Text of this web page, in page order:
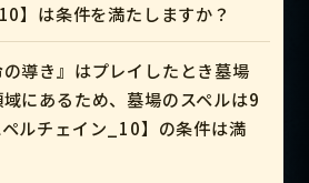
】は条件を満たしますか？
導き』はプレイしたとき墓場
にあるため、墓場のスペルは9
ルチェイン_10】の条件は満